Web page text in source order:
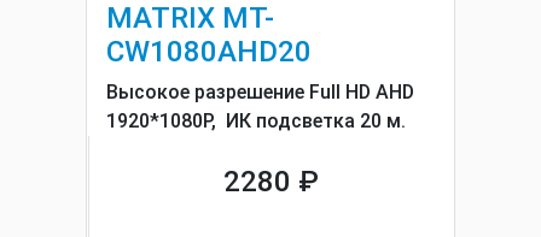
MATRIX MT-
CW1080AHD20
Высокое разрешение Full HD AHD
1920*1080P, ИК подсветка 20 м.
2280 ₽